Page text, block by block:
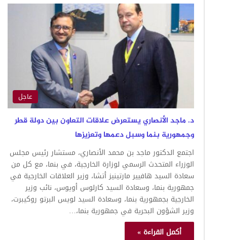
عاجل
د. ماجد الأنصاري يستعرض علاقات التعاون بين دولة قطر
وجمهورية بنما وسبل دعمها وتعزيزها
اجتمع الدكتور ماجد بن محمد الأنصاري، مستشار رئيس مجلس
الوزراء المتحدث الرسمي لوزارة الخارجية، في بنما، مع كل من
سعادة السيد هافيير مارتينيز أتشا، وزير العلاقات الخارجية في
جمهورية بنما، وسعادة السيد كارلوس أويوس، نائب وزير
الخارجية بجمهورية بنما، وسعادة السيد لويس البرتو روكيبرت،
وزير الشؤون البحرية في جمهورية بنما،…
أكمل القراءة »